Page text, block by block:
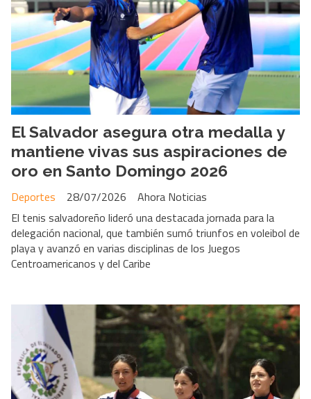
El Salvador asegura otra medalla y
mantiene vivas sus aspiraciones de
oro en Santo Domingo 2026
Ahora Noticias
Deportes
28/07/2026
El tenis salvadoreño lideró una destacada jornada para la
delegación nacional, que también sumó triunfos en voleibol de
playa y avanzó en varias disciplinas de los Juegos
Centroamericanos y del Caribe